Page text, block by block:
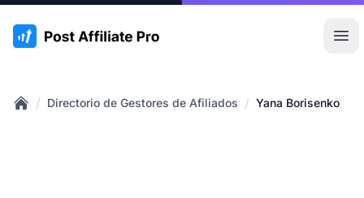
:site.title
/ Directorio de Gestores de Afiliados / Yana Borisenko